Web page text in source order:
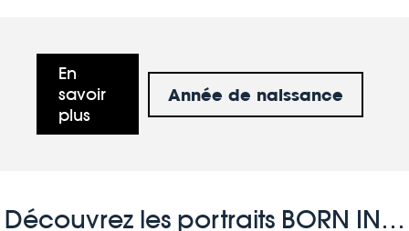
En
savoir
plus
Année de naissance
Découvrez les portraits BORN IN…